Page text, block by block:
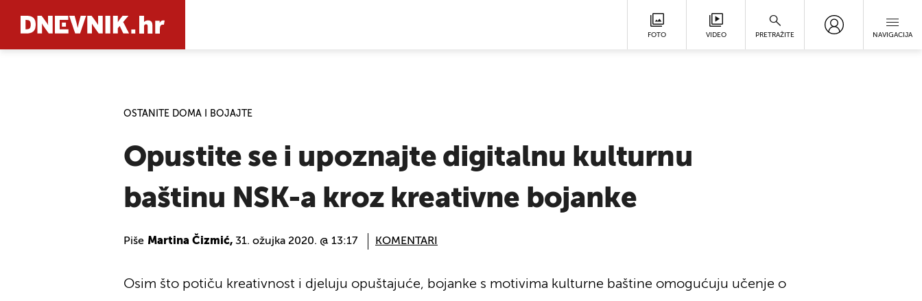
FOTO VIDEO PRETRAŽITE NAVIGACIJA
OSTANITE DOMA I BOJAJTE
Opustite se i upoznajte digitalnu kulturnu
baštinu NSK-a kroz kreativne bojanke
Piše Martina Čizmić, 31. ožujka 2020. @ 13:17 KOMENTARI
Osim što potiču kreativnost i djeluju opuštajuće, bojanke s motivima kulturne baštine omogućuju učenje o